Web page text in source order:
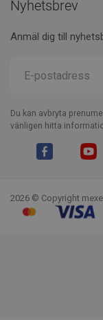
Nyhetsbrev
Anmäl dig till
Du kan avbryta
vänligen hitta
2026 © Copyright